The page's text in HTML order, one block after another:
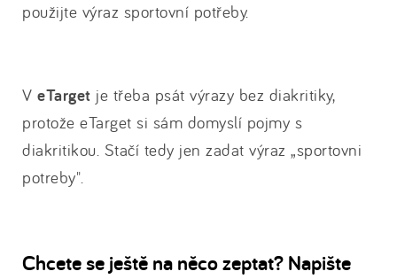
použijte výraz sportovní potřeby.
V eTarget je třeba psát výrazy bez diakritiky,
protože eTarget si sám domyslí pojmy s
diakritikou. Stačí tedy jen zadat výraz „sportovni
potreby".
Chcete se ještě na něco zeptat? Napište